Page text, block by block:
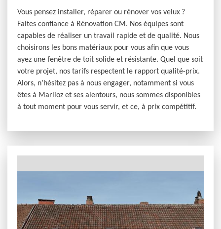
Vous pensez installer, réparer ou rénover vos velux ?
Faites confiance à Rénovation CM. Nos équipes sont
capables de réaliser un travail rapide et de qualité. Nous
choisirons les bons matériaux pour vous afin que vous
ayez une fenêtre de toit solide et résistante. Quel que soit
votre projet, nos tarifs respectent le rapport qualité-prix.
Alors, n’hésitez pas à nous engager, notamment si vous
êtes à Marlioz et ses alentours, nous sommes disponibles
à tout moment pour vous servir, et ce, à prix compétitif.